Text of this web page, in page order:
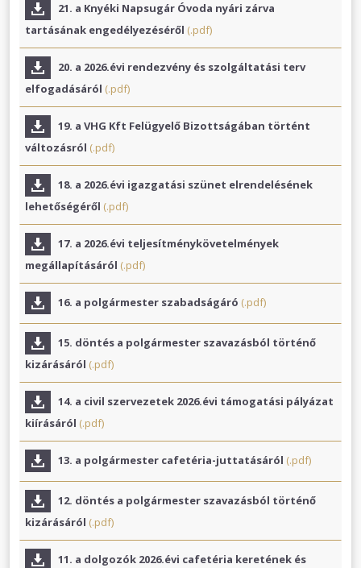
21. a Knyéki Napsugár Óvoda nyári zárva
tartásának engedélyezéséről (.pdf)
20. a 2026.évi rendezvény és szolgáltatási terv
elfogadásáról (.pdf)
19. a VHG Kft Felügyelő Bizottságában történt
változásról (.pdf)
18. a 2026.évi igazgatási szünet elrendelésének
lehetőségéről (.pdf)
17. a 2026.évi teljesítménykövetelmények
megállapításáról (.pdf)
16. a polgármester szabadságáró (.pdf)
15. döntés a polgármester szavazásból történő
kizárásáról (.pdf)
14. a civil szervezetek 2026.évi támogatási pályázat
kiírásáról (.pdf)
13. a polgármester cafetéria-juttatásáról (.pdf)
12. döntés a polgármester szavazásból történő
kizárásáról (.pdf)
11. a dolgozók 2026.évi cafetéria keretének és